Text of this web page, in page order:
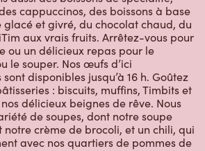
cappuccinos, des boissons à base
glacé et givré, du chocolat chaud, du
aux vrais fruits. Arrêtez-vous pour
ou un délicieux repas pour le
le souper. Nos œufs d’ici
disponibles jusqu’à 16 h. Goûtez
: biscuits, muffins, Timbits et
délicieux beignes de rêve. Nous
de soupes, dont notre soupe
notre crème de brocoli, et un chili, qui
avec nos quartiers de pommes de